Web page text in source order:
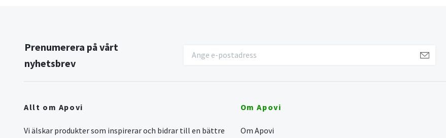
Prenumerera på vårt
nyhetsbrev
Allt om Apovi
Vi älskar produkter som inspirerar och bidrar till en bättre
Om Apovi
Om Apovi